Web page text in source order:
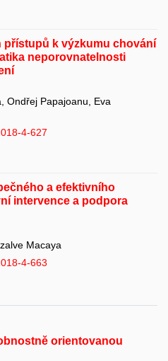
k výzkumu chování
neporovnatelnosti
Ondřej Papajoanu, Eva
4-627
a efektivního
intervence a podpora
Macaya
4-663
orientovanou